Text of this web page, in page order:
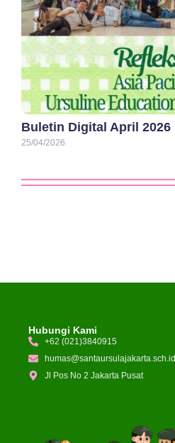
Buletin Digital April 2026
25/04/2026
Hubungi Kami
+62 (021)3840915
humas@santaursulajakarta.sch.id
Jl Pos No 2 Jakarta Pusat